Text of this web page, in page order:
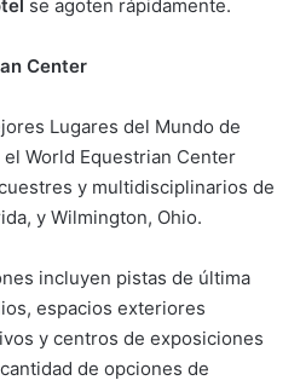
se agoten rápidamente.
Center
Lugares del Mundo de
World Equestrian Center
y multidisciplinarios de
y Wilmington, Ohio.
incluyen pistas de última
espacios exteriores
y centros de exposiciones
de opciones de